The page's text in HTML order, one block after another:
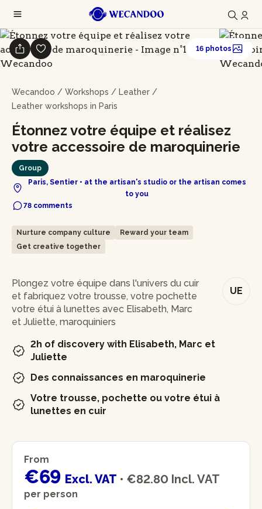
Wecandoo / Workshops / Leather /
Leather workshops in Paris
Étonnez votre équipe et réalisez
votre accessoire de maroquinerie
Group
Paris, Sentier • at the artisan's studio or the artisan comes
to you
78 comments
16 photos
Nurture company culture
Reward your team
Get creative together
In brief
UE
Plongez votre équipe dans l'univers du cuir
et fabriquez votre trousse, votre pochette
votre étui à lunettes avec Elisabeth, Marc
et Juliette, maroquiniers
2h of discovery with Elisabeth, Marc et
Juliette
Des connaissances en maroquinerie
Votre trousse, pochette ou votre étui à
lunettes en cuir
From
€69 Excl. VAT • €82.80 Incl. VAT
per person